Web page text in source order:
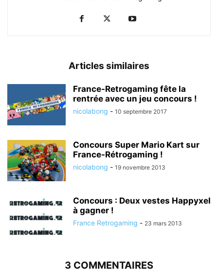
Articles similaires
France-Retrogaming fête la
rentrée avec un jeu concours !
nicolabong - 10 septembre 2017
Concours Super Mario Kart sur
France-Rétrogaming !
nicolabong - 19 novembre 2013
Concours : Deux vestes Happyxel
à gagner !
France Retrogaming - 23 mars 2013
3 COMMENTAIRES